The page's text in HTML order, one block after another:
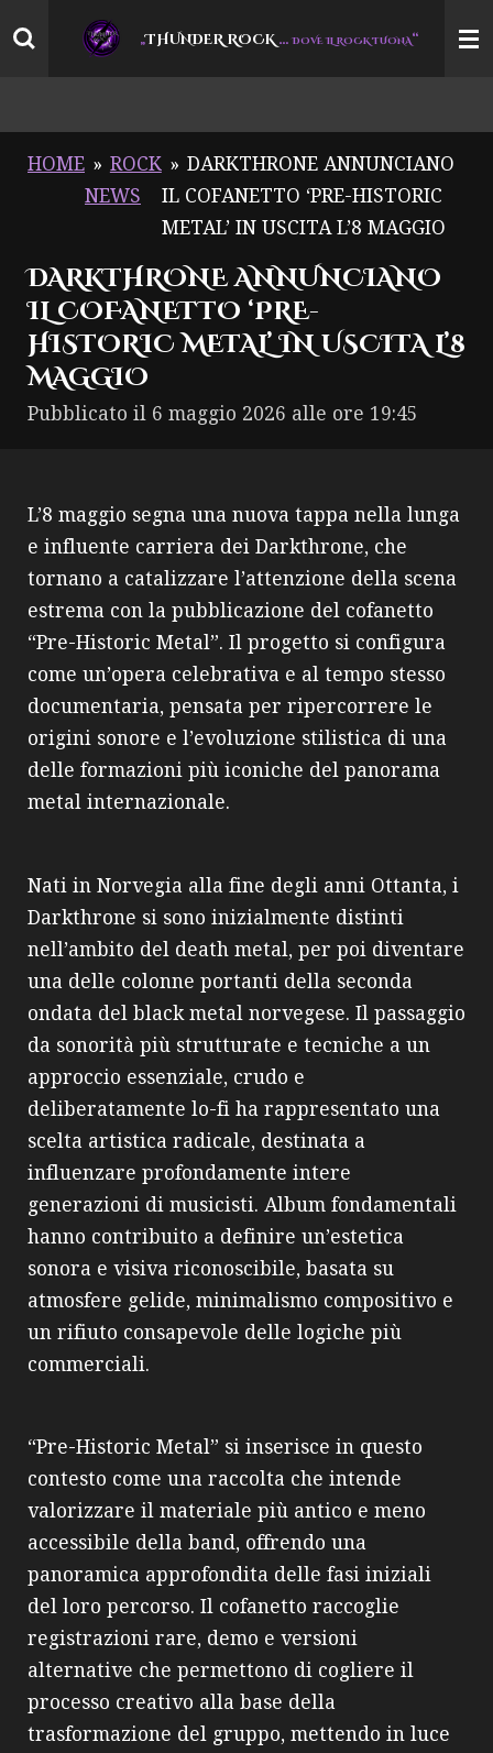
Vai
„THUNDER ROCK… DOVE IL ROCK TUONA“
HOME » ROCK
NEWS
» DARKTHRONE ANNUNCIANO
IL COFANETTO ‘PRE-HISTORIC
METAL’ IN USCITA L’8 MAGGIO
DARKTHRONE ANNUNCIANO
IL COFANETTO ‘PRE-
HISTORIC METAL’ IN USCITA L’8
MAGGIO
Pubblicato il 6 maggio 2026 alle ore 19:45
L’8 maggio segna una nuova tappa nella lunga
e influente carriera dei Darkthrone, che
tornano a catalizzare l’attenzione della scena
estrema con la pubblicazione del cofanetto
“Pre-Historic Metal”. Il progetto si configura
come un’opera celebrativa e al tempo stesso
documentaria, pensata per ripercorrere le
origini sonore e l’evoluzione stilistica di una
delle formazioni più iconiche del panorama
metal internazionale.
Nati in Norvegia alla fine degli anni Ottanta, i
Darkthrone si sono inizialmente distinti
nell’ambito del death metal, per poi diventare
una delle colonne portanti della seconda
ondata del black metal norvegese. Il passaggio
da sonorità più strutturate e tecniche a un
approccio essenziale, crudo e
deliberatamente lo-fi ha rappresentato una
scelta artistica radicale, destinata a
influenzare profondamente intere
generazioni di musicisti. Album fondamentali
hanno contribuito a definire un’estetica
sonora e visiva riconoscibile, basata su
atmosfere gelide, minimalismo compositivo e
un rifiuto consapevole delle logiche più
commerciali.
“Pre-Historic Metal” si inserisce in questo
contesto come una raccolta che intende
valorizzare il materiale più antico e meno
accessibile della band, offrendo una
panoramica approfondita delle fasi iniziali
del loro percorso. Il cofanetto raccoglie
registrazioni rare, demo e versioni
alternative che permettono di cogliere il
processo creativo alla base della
trasformazione del gruppo, mettendo in luce